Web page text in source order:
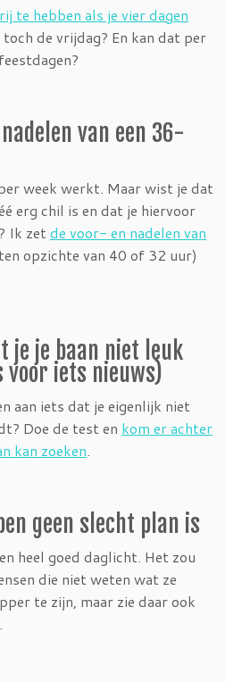
te hebben als je vier dagen
de vrijdag? En kan dat per
van een 36-
week werkt. Maar wist je dat
erg chil is en dat je hiervoor
Ik zetde voor- en nadelen van
opzichte van 40 of 32 uur)
je je baan niet leuk
iets nieuws)
aan iets dat je eigenlijk niet
Doe de test en kom er achter
kan zoeken.
geen slecht plan is
heel goed daglicht. Het zou
die niet weten wat ze
te zijn, maar zie daar ook